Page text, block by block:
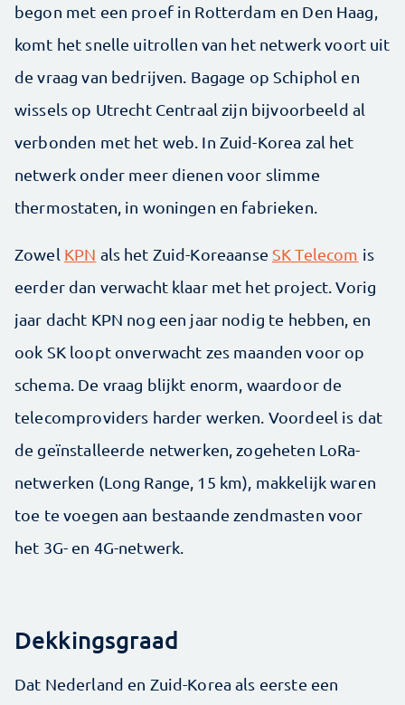
begon met een proef in Rotterdam en Den Haag,
komt het snelle uitrollen van het netwerk voort uit
de vraag van bedrijven. Bagage op Schiphol en
wissels op Utrecht Centraal zijn bijvoorbeeld al
verbonden met het web. In Zuid-Korea zal het
netwerk onder meer dienen voor slimme
thermostaten, in woningen en fabrieken.
Zowel KPN als het Zuid-Koreaanse SK Telecom is
eerder dan verwacht klaar met het project. Vorig
jaar dacht KPN nog een jaar nodig te hebben, en
ook SK loopt onverwacht zes maanden voor op
schema. De vraag blijkt enorm, waardoor de
telecomproviders harder werken. Voordeel is dat
de geïnstalleerde netwerken, zogeheten LoRa-
netwerken (Long Range, 15 km), makkelijk waren
toe te voegen aan bestaande zendmasten voor
het 3G- en 4G-netwerk.
Dekkingsgraad
Dat Nederland en Zuid-Korea als eerste een